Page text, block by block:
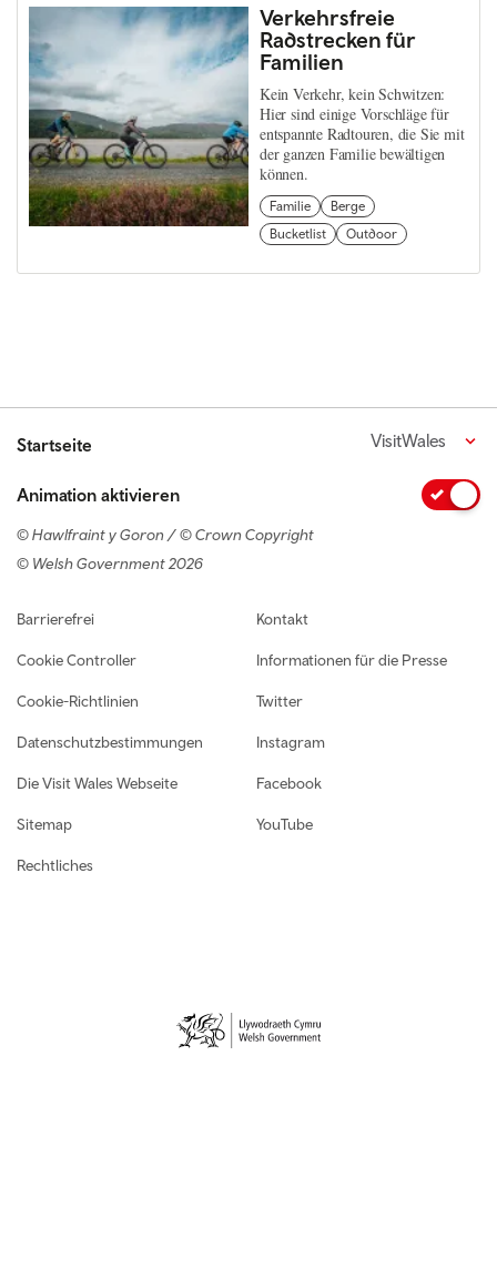
Verkehrsfreie
Radstrecken für
Familien
Kein Verkehr, kein Schwitzen:
Hier sind einige Vorschläge für
entspannte Radtouren, die Sie mit
der ganzen Familie bewältigen
können.
Familie
Berge
Bucketlist
Outdoor
Startseite VisitWales
Animation aktivieren
© Hawlfraint y Goron / © Crown Copyright
© Welsh Government 2026
Footer navigation
Barrierefrei
Cookie Controller
Cookie-Richtlinien
Datenschutzbestimmungen
Die Visit Wales Webseite
Sitemap
Rechtliches
Kontakt
Informationen für die Presse
Twitter
Instagram
Facebook
YouTube